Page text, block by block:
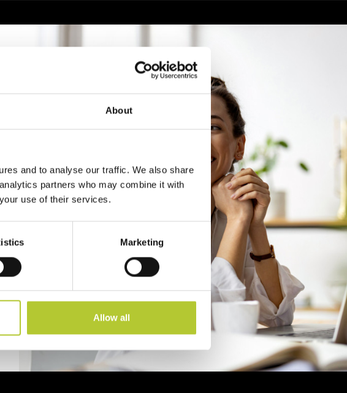
About
and to analyse our traffic. We also share
partners who may combine it with
use of their services.
Marketing
Allow all